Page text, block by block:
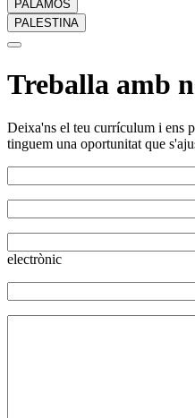
PALAMÓS
PALESTINA
Treballa amb
Deixa'ns el teu currículum i ens
tinguem una oportunitat que
electrònic